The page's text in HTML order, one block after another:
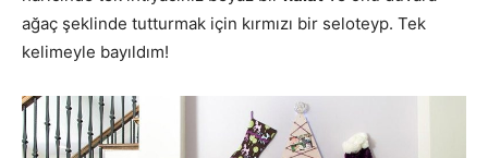
ağaç şeklinde tutturmak için kırmızı bir seloteyp. Tek
kelimeyle bayıldım!